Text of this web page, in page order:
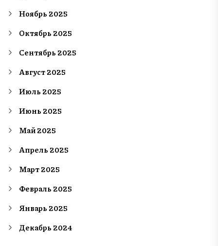
Ноябрь 2025
Октябрь 2025
Сентябрь 2025
Август 2025
Июль 2025
Июнь 2025
Май 2025
Апрель 2025
Март 2025
Февраль 2025
Январь 2025
Декабрь 2024